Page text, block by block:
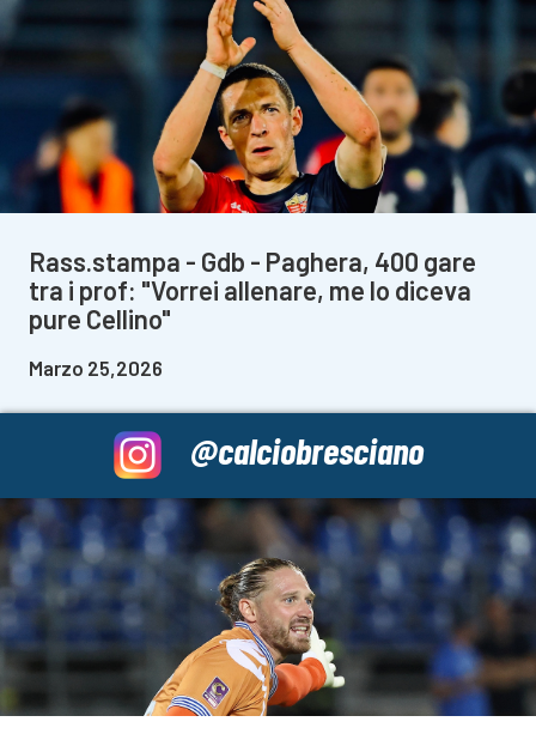
Rass.stampa - Gdb - Paghera, 400 gare
tra i prof: "Vorrei allenare, me lo diceva
pure Cellino"
Marzo 25,2026
@calciobresciano